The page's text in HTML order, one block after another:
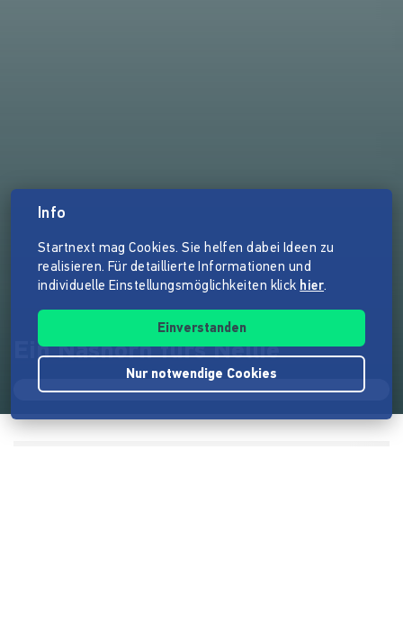
Ein Nashorn fürs Nellie
Info
Startnext mag Cookies. Sie helfen dabei Ideen zu
realisieren. Für detaillierte Informationen und
individuelle Einstellungsmöglichkeiten klick hier.
Einverstanden
Nur notwendige Cookies